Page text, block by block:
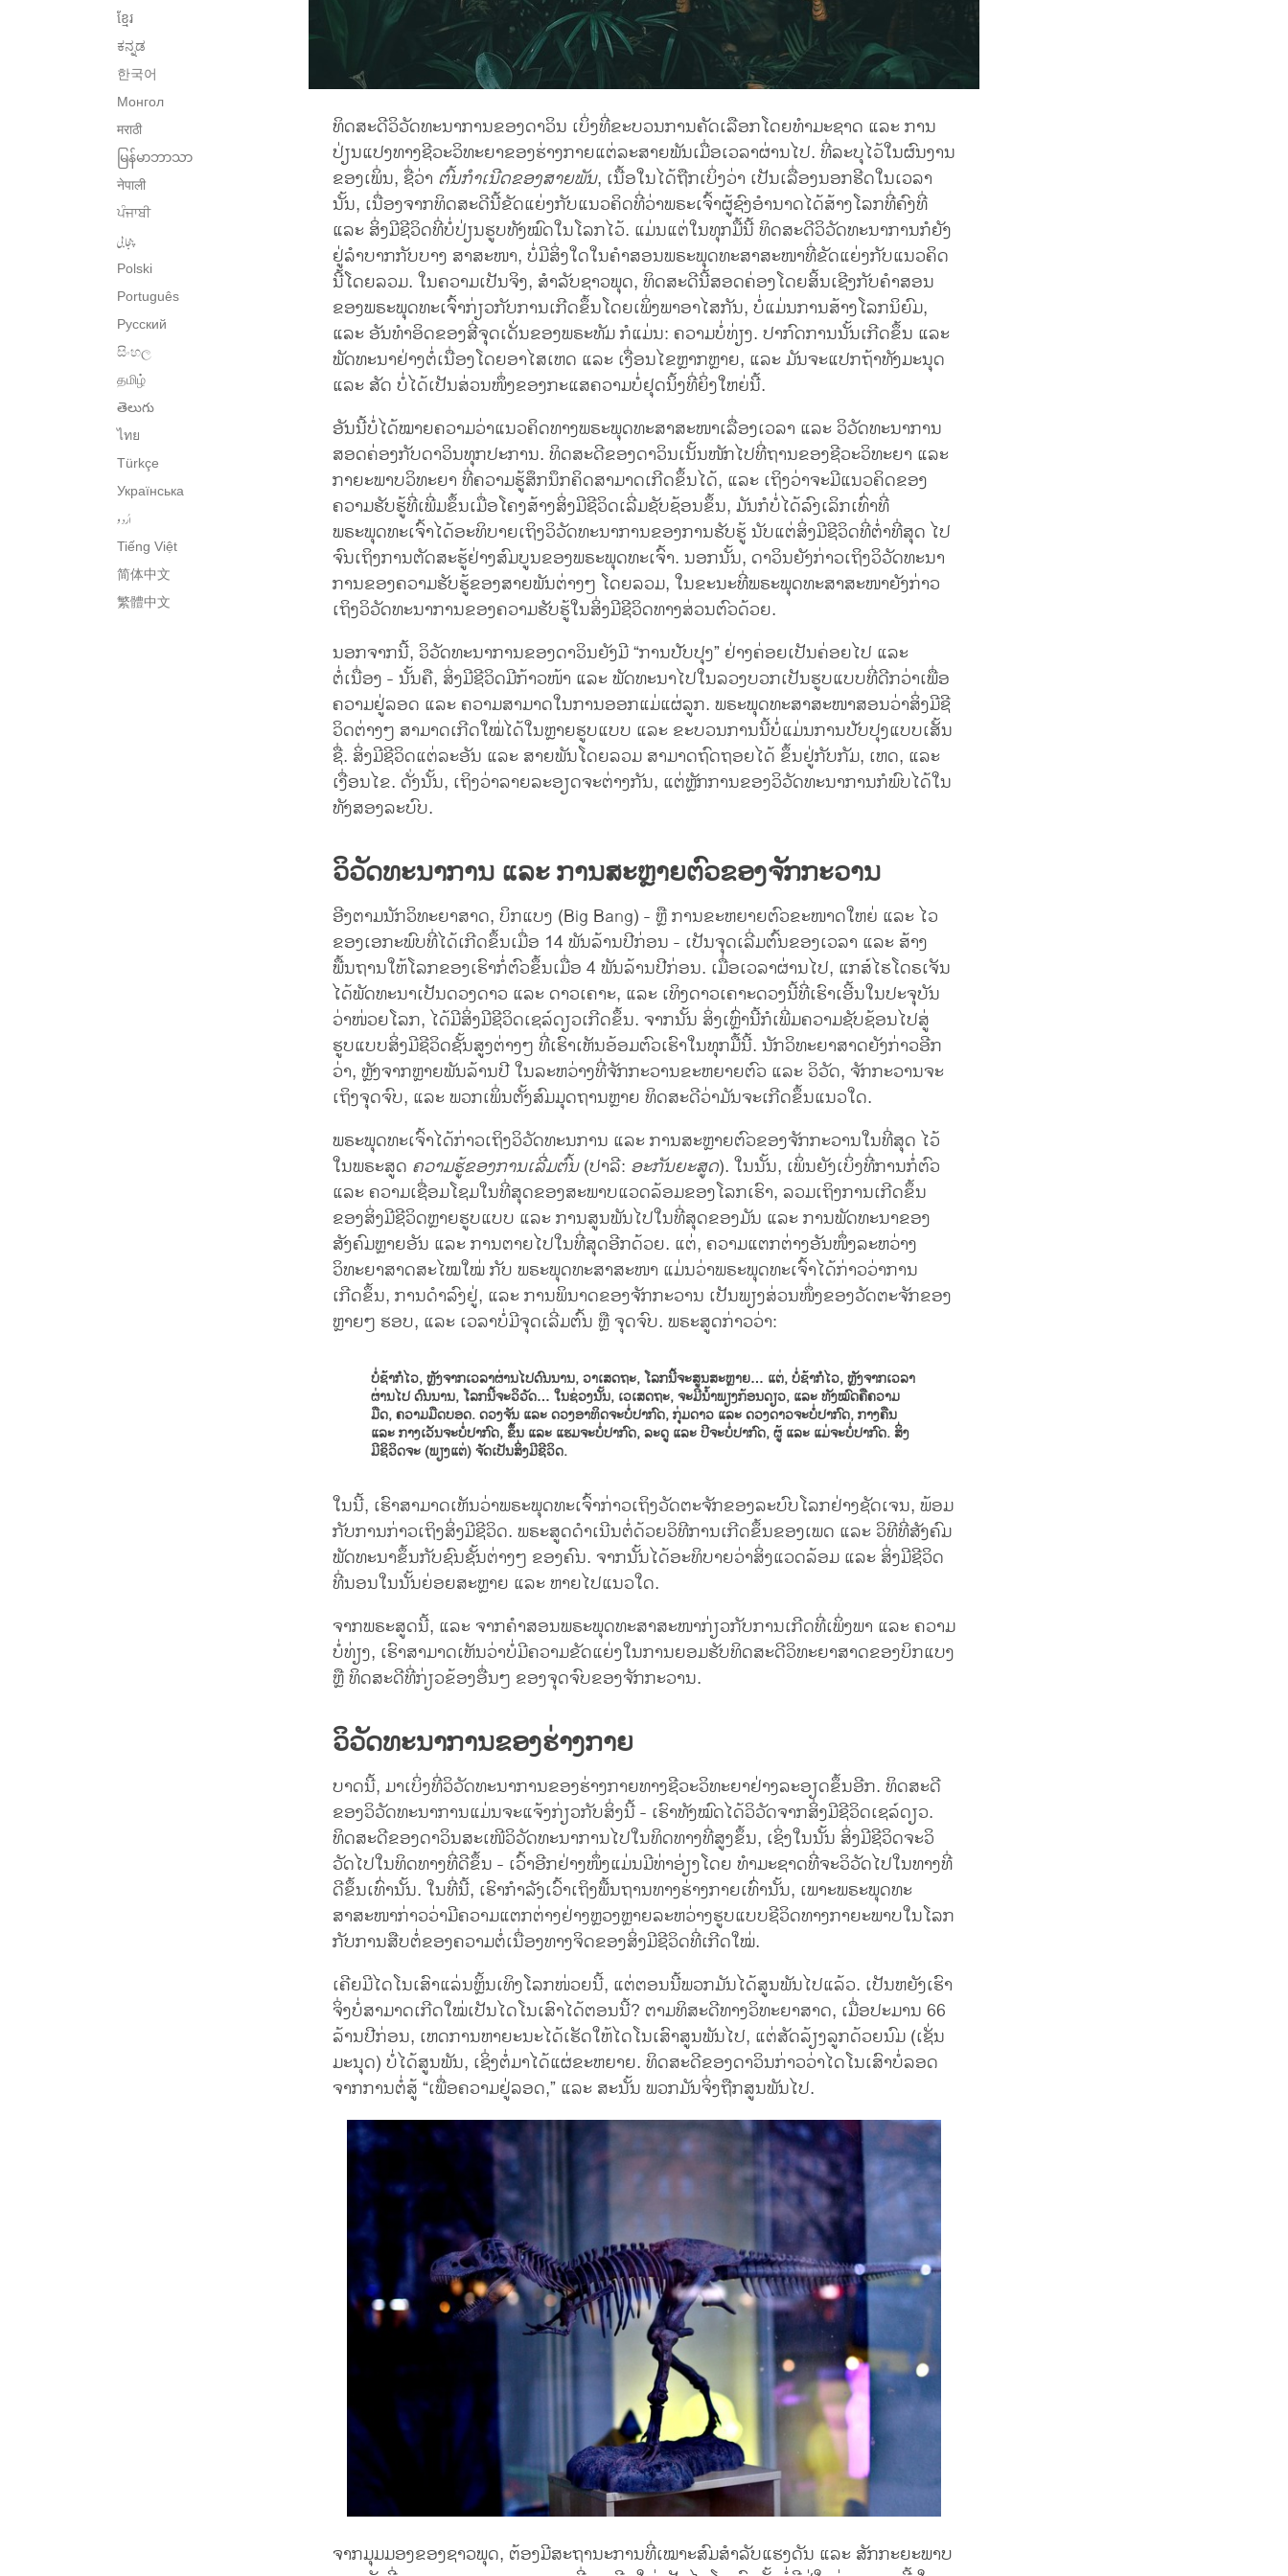
ខ្មែរ
ಕನ್ನಡ
한국어
Монгол
मराठी
မြန်မာဘာသာ
नेपाली
ਪੰਜਾਬੀ
پنجابی
Polski
Português
Русский
සිංහල
தமிழ்
తెలుగు
ไทย
Türkçe
Українська
اُردو
Tiếng Việt
简体中文
繁體中文
ທິດສະດີວິວັດທະນາການຂອງດາວິນ ເບິ່ງທີ່ຂະບວນການຄັດເລືອກໂດຍທຳມະຊາດ ແລະ ການ
ປ່ຽນແປງທາງຊີວະວິທະຍາຂອງຮ່າງກາຍແຕ່ລະສາຍພັນເມື່ອເວລາຜ່ານໄປ. ທີ່ລະບຸໄວ້ໃນຜົນງານ
ຂອງເພິ່ນ, ຊື່ວ່າ ຕົ້ນກຳເນີດຂອງສາຍພັນ, ເນື້ອໃນໄດ້ຖືກເບິ່ງວ່າ ເປັນເລື່ອງນອກຮີດໃນເວລາ
ນັ້ນ, ເນື່ອງຈາກທິດສະດີນີ້ຂັດແຍ່ງກັບແນວຄິດທີ່ວ່າພຣະເຈົ້າຜູ້ຊົງອຳນາດໄດ້ສ້າງໂລກທີ່ຄົງທີ່
ແລະ ສິ່ງມີຊີວິດທີ່ບໍ່ປ່ຽນຮູບທັງໝົດໃນໂລກໄວ້. ແມ່ນແຕ່ໃນທຸກມື້ນີ້ ທິດສະດີວິວັດທະນາການກໍຍັງ
ຢູ່ລຳບາກກັບບາງ ສາສະໜາ, ບໍ່ມີສິ່ງໃດໃນຄຳສອນພຣະພຸດທະສາສະໜາທີ່ຂັດແຍ່ງກັບແນວຄິດ
ນີ້ໂດຍລວມ. ໃນຄວາມເປັນຈິງ, ສຳລັບຊາວພຸດ, ທິດສະດີນີ້ສອດຄ່ອງໂດຍສິ້ນເຊີງກັບຄຳສອນ
ຂອງພຣະພຸດທະເຈົ້າກ່ຽວກັບການເກີດຂຶ້ນໂດຍເພິ່ງພາອາໄສກັນ, ບໍ່ແມ່ນການສ້າງໂລກນິຍົມ,
ແລະ ອັນທຳອິດຂອງສີ່ຈຸດເດັ່ນຂອງພຣະທັມ ກໍແມ່ນ: ຄວາມບໍ່ທ່ຽງ. ປາກົດການນັ້ນເກີດຂຶ້ນ ແລະ
ພັດທະນາຢ່າງຕໍ່ເນື່ອງໂດຍອາໄສເຫດ ແລະ ເງື່ອນໄຂຫຼາກຫຼາຍ, ແລະ ມັນຈະແປກຖ້າທັງມະນຸດ
ແລະ ສັດ ບໍ່ໄດ້ເປັນສ່ວນໜຶ່ງຂອງກະແສຄວາມບໍ່ຢຸດນິ້ງທີ່ຍິ່ງໃຫຍ່ນີ້.
ອັນນີ້ບໍ່ໄດ້ໝາຍຄວາມວ່າແນວຄິດທາງພຣະພຸດທະສາສະໜາເລື່ອງເວລາ ແລະ ວິວັດທະນາການ
ສອດຄ່ອງກັບດາວິນທຸກປະການ. ທິດສະດີຂອງດາວິນເນັ້ນໜັກໄປທີ່ຖານຂອງຊີວະວິທະຍາ ແລະ
ກາຍະພາບວິທະຍາ ທີ່ຄວາມຮູ້ສຶກນຶກຄິດສາມາດເກີດຂຶ້ນໄດ້, ແລະ ເຖິງວ່າຈະມີແນວຄິດຂອງ
ຄວາມຮັບຮູ້ທີ່ເພີ່ມຂຶ້ນເມື່ອໂຄງສ້າງສິ່ງມີຊີວິດເລີ່ມຊັບຊ້ອນຂຶ້ນ, ມັນກໍບໍ່ໄດ້ລົງເລິກເທົ່າທີ່
ພຣະພຸດທະເຈົ້າໄດ້ອະທິບາຍເຖິງວິວັດທະນາການຂອງການຮັບຮູ້ ນັບແຕ່ສິ່ງມີຊີວິດທີ່ຕ່ຳທີ່ສຸດ ໄປ
ຈົນເຖິງການຕັດສະຮູ້ຢ່າງສົມບູນຂອງພຣະພຸດທະເຈົ້າ. ນອກນັ້ນ, ດາວິນຍັງກ່າວເຖິງວິວັດທະນາ
ການຂອງຄວາມຮັບຮູ້ຂອງສາຍພັນຕ່າງໆ ໂດຍລວມ, ໃນຂະນະທີ່ພຣະພຸດທະສາສະໜາຍັງກ່າວ
ເຖິງວິວັດທະນາການຂອງຄວາມຮັບຮູ້ໃນສິ່ງມີຊີວິດທາງສ່ວນຕົວດ້ວຍ.
ນອກຈາກນີ້, ວິວັດທະນາການຂອງດາວິນຍັງມີ “ການປັບປຸງ” ຢ່າງຄ່ອຍເປັນຄ່ອຍໄປ ແລະ
ຕໍ່ເນື່ອງ - ນັ້ນຄື, ສິ່ງມີຊີວິດມີກ້າວໜ້າ ແລະ ພັດທະນາໄປໃນລວງບວກເປັນຮູບແບບທີ່ດີກວ່າເພື່ອ
ຄວາມຢູ່ລອດ ແລະ ຄວາມສາມາດໃນການອອກແມ່ແຜ່ລູກ. ພຣະພຸດທະສາສະໜາສອນວ່າສິ່ງມີຊີ
ວິດຕ່າງໆ ສາມາດເກີດໃໝ່ໄດ້ໃນຫຼາຍຮູບແບບ ແລະ ຂະບວນການນີ້ບໍ່ແມ່ນການປັບປຸງແບບເສັ້ນ
ຊື່. ສິ່ງມີຊີວິດແຕ່ລະອັນ ແລະ ສາຍພັນໂດຍລວມ ສາມາດຖົດຖອຍໄດ້ ຂຶ້ນຢູ່ກັບກັມ, ເຫດ, ແລະ
ເງື່ອນໄຂ. ດັ່ງນັ້ນ, ເຖິງວ່າລາຍລະອຽດຈະຕ່າງກັນ, ແຕ່ຫຼັກການຂອງວິວັດທະນາການກໍພົບໄດ້ໃນ
ທັງສອງລະບົບ.
ວິວັດທະນາການ ແລະ ການສະຫຼາຍຕົວຂອງຈັກກະວານ
ອີງຕາມນັກວິທະຍາສາດ, ບິກແບງ (Big Bang) - ຫຼື ການຂະຫຍາຍຕົວຂະໜາດໃຫຍ່ ແລະ ໄວ
ຂອງເອກະພົບທີ່ໄດ້ເກີດຂຶ້ນເມື່ອ 14 ພັນລ້ານປີກ່ອນ - ເປັນຈຸດເລີ່ມຕົ້ນຂອງເວລາ ແລະ ສ້າງ
ພື້ນຖານໃຫ້ໂລກຂອງເຮົາກໍ່ຕົວຂຶ້ນເມື່ອ 4 ພັນລ້ານປີກ່ອນ. ເມື່ອເວລາຜ່ານໄປ, ແກສ໌ໄຮໂດຣເຈັນ
ໄດ້ພັດທະນາເປັນດວງດາວ ແລະ ດາວເຄາະ, ແລະ ເທິງດາວເຄາະດວງນີ້ທີ່ເຮົາເອີ້ນໃນປະຈຸບັນ
ວ່າໜ່ວຍໂລກ, ໄດ້ມີສິ່ງມີຊີວິດເຊລ໌ດຽວເກີດຂຶ້ນ. ຈາກນັ້ນ ສິ່ງເຫຼົ່ານີ້ກໍເພີ່ມຄວາມຊັບຊ້ອນໄປສູ່
ຮູບແບບສິ່ງມີຊີວິດຊັ້ນສູງຕ່າງໆ ທີ່ເຮົາເຫັນອ້ອມຕົວເຮົາໃນທຸກມື້ນີ້. ນັກວິທະຍາສາດຍັງກ່າວອີກ
ວ່າ, ຫຼັງຈາກຫຼາຍພັນລ້ານປີ ໃນລະຫວ່າງທີ່ຈັກກະວານຂະຫຍາຍຕົວ ແລະ ວິວັດ, ຈັກກະວານຈະ
ເຖິງຈຸດຈົບ, ແລະ ພວກເພິ່ນຕັ້ງສົມມຸດຖານຫຼາຍ ທິດສະດີວ່າມັນຈະເກີດຂຶ້ນແນວໃດ.
ພຣະພຸດທະເຈົ້າໄດ້ກ່າວເຖິງວິວັດທະນການ ແລະ ການສະຫຼາຍຕົວຂອງຈັກກະວານໃນທີ່ສຸດ ໄວ້
ໃນພຣະສູດ ຄວາມຮູ້ຂອງການເລີ່ມຕົ້ນ(ປາລີ: ອະກັນຍະສູດ). ໃນນັ້ນ, ເພິ່ນຍັງເບິ່ງທີ່ການກໍ່ຕົວ
ແລະ ຄວາມເຊື່ອມໂຊມໃນທີ່ສຸດຂອງສະພາບແວດລ້ອມຂອງໂລກເຮົາ, ລວມເຖິງການເກີດຂຶ້ນ
ຂອງສິ່ງມີຊີວິດຫຼາຍຮູບແບບ ແລະ ການສູນພັນໄປໃນທີ່ສຸດຂອງມັນ ແລະ ການພັດທະນາຂອງ
ສັງຄົມຫຼາຍອັນ ແລະ ການຕາຍໄປໃນທີ່ສຸດອີກດ້ວຍ. ແຕ່, ຄວາມແຕກຕ່າງອັນໜຶ່ງລະຫວ່າງ
ວິທະຍາສາດສະໄໝໃໝ່ ກັບ ພຣະພຸດທະສາສະໜາ ແມ່ນວ່າພຣະພຸດທະເຈົ້າໄດ້ກ່າວວ່າການ
ເກີດຂຶ້ນ, ການດຳລົງຢູ່, ແລະ ການພິນາດຂອງຈັກກະວານ ເປັນພຽງສ່ວນໜຶ່ງຂອງວັດຕະຈັກຂອງ
ຫຼາຍໆ ຮອບ, ແລະ ເວລາບໍ່ມີຈຸດເລີ່ມຕົ້ນ ຫຼື ຈຸດຈົບ. ພຣະສູດກ່າວວ່າ:
ບໍ່ຊ້າກໍໄວ, ຫຼັງຈາກເວລາຜ່ານໄປດົນນານ, ວາເສດຖະ, ໂລກນີ້ຈະສູນສະຫຼາຍ… ແຕ່, ບໍ່ຊ້າກໍໄວ, ຫຼັງຈາກເວລາ
ຜ່ານໄປ ດົນນານ, ໂລກນີ້ຈະວິວັດ… ໃນຊ່ວງນັ້ນ, ເວເສດຖະ, ຈະມີນ້ຳພຽງກ້ອນດຽວ, ແລະ ທັງໝົດຄືຄວາມ
ມືດ, ຄວາມມືດບອດ. ດວງຈັນ ແລະ ດວງອາທິດຈະບໍ່ປາກົດ, ກຸ່ມດາວ ແລະ ດວງດາວຈະບໍ່ປາກົດ, ກາງຄືນ
ແລະ ກາງເວັນຈະບໍ່ປາກົດ, ຂຶ້ນ ແລະ ແຮມຈະບໍ່ປາກົດ, ລະດູ ແລະ ປີຈະບໍ່ປາກົດ, ຜູ້ ແລະ ແມ່ຈະບໍ່ປາກົດ. ສິ່ງ
ມີຊິວິດຈະ (ພຽງແຕ່) ຈັດເປັນສິ່ງມີຊີວິດ.
ໃນນີ້, ເຮົາສາມາດເຫັນວ່າພຣະພຸດທະເຈົ້າກ່າວເຖິງວັດຕະຈັກຂອງລະບົບໂລກຢ່າງຊັດເຈນ, ພ້ອມ
ກັບການກ່າວເຖິງສິ່ງມີຊີວິດ. ພຣະສູດດຳເນີນຕໍ່ດ້ວຍວິທີການເກີດຂຶ້ນຂອງເພດ ແລະ ວິທີທີ່ສັງຄົມ
ພັດທະນາຂຶ້ນກັບຊົນຊັ້ນຕ່າງໆ ຂອງຄົນ. ຈາກນັ້ນໄດ້ອະທິບາຍວ່າສິ່ງແວດລ້ອມ ແລະ ສິ່ງມີຊີວິດ
ທີ່ນອນໃນນັ້ນຍ່ອຍສະຫຼາຍ ແລະ ຫາຍໄປແນວໃດ.
ຈາກພຣະສູດນີ້, ແລະ ຈາກຄຳສອນພຣະພຸດທະສາສະໜາກ່ຽວກັບການເກີດທີ່ເພິ່ງພາ ແລະ ຄວາມ
ບໍ່ທ່ຽງ, ເຮົາສາມາດເຫັນວ່າບໍ່ມີຄວາມຂັດແຍ່ງໃນການຍອມຮັບທິດສະດີວິທະຍາສາດຂອງບິກແບງ
ຫຼື ທິດສະດີທີ່ກ່ຽວຂ້ອງອື່ນໆ ຂອງຈຸດຈົບຂອງຈັກກະວານ.
ວິວັດທະນາການຂອງຮ່າງກາຍ
ບາດນີ້, ມາເບິ່ງທີ່ວິວັດທະນາການຂອງຮ່າງກາຍທາງຊີວະວິທະຍາຢ່າງລະອຽດຂຶ້ນອີກ. ທິດສະດີ
ຂອງວິວັດທະນາການແມ່ນຈະແຈ້ງກ່ຽວກັບສິ່ງນີ້ - ເຮົາທັງໝົດໄດ້ວິວັດຈາກສິ່ງມີຊີວິດເຊລ໌ດຽວ.
ທິດສະດີຂອງດາວິນສະເໜີວິວັດທະນາການໄປໃນທິດທາງທີ່ສູງຂຶ້ນ, ເຊິ່ງໃນນັ້ນ ສິ່ງມີຊີວິດຈະວິ
ວັດໄປໃນທິດທາງທີ່ດີຂຶ້ນ - ເວົ້າອີກຢ່າງໜຶ່ງແມ່ນມີທ່າອ່ຽງໂດຍ ທຳມະຊາດທີ່ຈະວິວັດໄປໃນທາງທີ່
ດີຂຶ້ນເທົ່ານັ້ນ. ໃນທີ່ນີ້, ເຮົາກຳລັງເວົ້າເຖິງພື້ນຖານທາງຮ່າງກາຍເທົ່ານັ້ນ, ເພາະພຣະພຸດທະ
ສາສະໜາກ່າວວ່າມີຄວາມແຕກຕ່າງຢ່າງຫຼວງຫຼາຍລະຫວ່າງຮູບແບບຊີວິດທາງກາຍະພາບໃນໂລກ
ກັບການສືບຕໍ່ຂອງຄວາມຕໍ່ເນື່ອງທາງຈິດຂອງສິ່ງມີຊີວິດທີ່ເກີດໃໝ່.
ເຄີຍມີໄດໂນເສົາແລ່ນຫຼິ້ນເທິງໂລກໜ່ວຍນີ້, ແຕ່ຕອນນີ້ພວກມັນໄດ້ສູນພັນໄປແລ້ວ. ເປັນຫຍັງເຮົາ
ຈິ່ງບໍ່ສາມາດເກີດໃໝ່ເປັນໄດໂນເສົາໄດ້ຕອນນີ້? ຕາມທິສະດີທາງວິທະຍາສາດ, ເມື່ອປະມານ 66
ລ້ານປີກ່ອນ, ເຫດການຫາຍະນະໄດ້ເຮັດໃຫ້ໄດໂນເສົາສູນພັນໄປ, ແຕ່ສັດລ້ຽງລູກດ້ວຍນົມ (ເຊັ່ນ
ມະນຸດ) ບໍ່ໄດ້ສູນພັນ, ເຊິ່ງຕໍ່ມາໄດ້ແຜ່ຂະຫຍາຍ. ທິດສະດີຂອງດາວິນກ່າວວ່າໄດໂນເສົາບໍ່ລອດ
ຈາກການຕໍ່ສູ້ “ເພື່ອຄວາມຢູ່ລອດ,” ແລະ ສະນັ້ນ ພວກມັນຈິ່ງຖືກສູນພັນໄປ.
ຈາກມຸມມອງຂອງຊາວພຸດ, ຕ້ອງມີສະຖານະການທີ່ເໝາະສົມສຳລັບແຮງດັນ ແລະ ສັກກະຍະພາບ